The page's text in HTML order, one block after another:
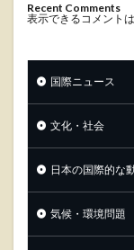
Recent Comments
表示できるコメント
国際ニュース
文化・社会
日本の国際的な
気候・環境問題